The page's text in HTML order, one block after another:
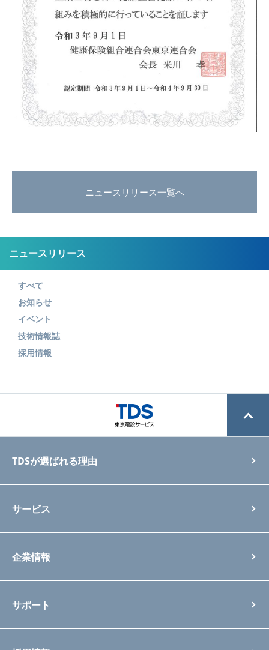
ニュースリリース一覧へ
ニュースリリース
すべて
お知らせ
イベント
技術情報誌
採用情報
TDSが選ばれる理由
サービス
企業情報
サポート